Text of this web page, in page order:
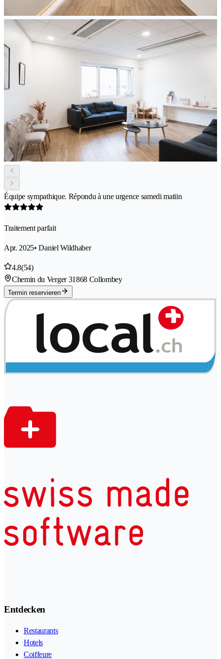
Équipe sympathique. Répondu à une urgence samedi matiin
Traitement parfait
Apr. 2025• Daniel Wildhaber
4.8(54)
Chemin du Verger 31868 Collombey
Termin reservieren
Entdecken
Restaurants
Hotels
Coiffeure